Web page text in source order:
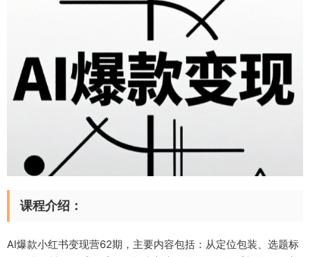
课程介绍：
AI爆款小红书变现营62期，主要内容包括：从定位包装、选题标